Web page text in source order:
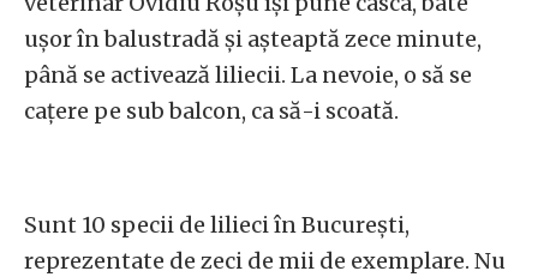
ușor în balustradă și așteaptă zece minute,
până se activează liliecii. La nevoie, o să se
cațere pe sub balcon, ca să-i scoată.
Sunt 10 specii de lilieci în București,
reprezentate de zeci de mii de exemplare. Nu